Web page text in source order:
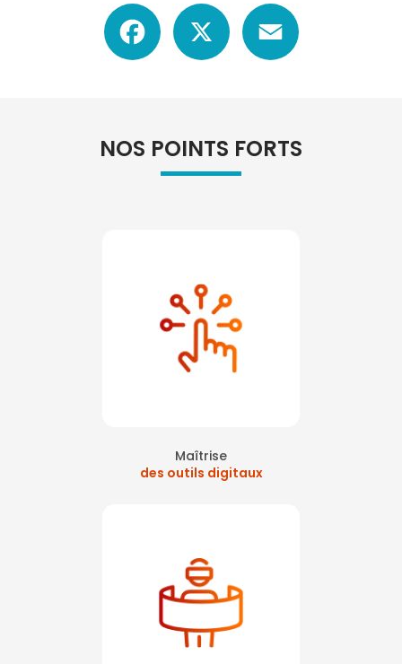
Facebook
NOS POINTS FORTS
Maîtrise
des outils digitaux